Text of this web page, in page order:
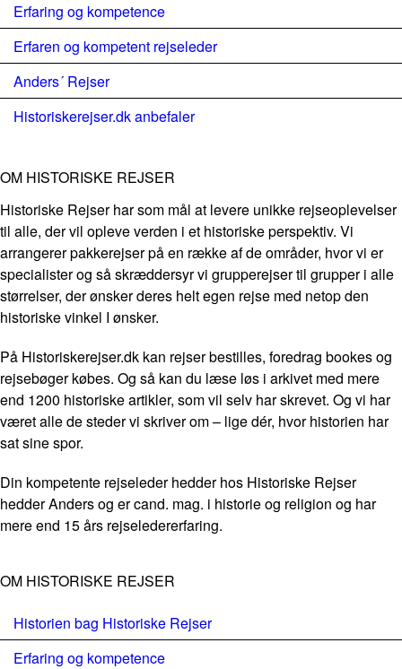
Erfaring og kompetence
Erfaren og kompetent rejseleder
Anders´ Rejser
Historiskerejser.dk anbefaler
OM HISTORISKE REJSER
Historiske Rejser har som mål at levere unikke rejseoplevelser
til alle, der vil opleve verden i et historiske perspektiv. Vi
arrangerer pakkerejser på en række af de områder, hvor vi er
specialister og så skræddersyr vi grupperejser til grupper i alle
størrelser, der ønsker deres helt egen rejse med netop den
historiske vinkel I ønsker.
På Historiskerejser.dk kan rejser bestilles, foredrag bookes og
rejsebøger købes. Og så kan du læse løs i arkivet med mere
end 1200 historiske artikler, som vil selv har skrevet. Og vi har
været alle de steder vi skriver om – lige dér, hvor historien har
sat sine spor.
Din kompetente rejseleder hedder hos Historiske Rejser
hedder Anders og er cand. mag. i historie og religion og har
mere end 15 års rejseledererfaring.
OM HISTORISKE REJSER
Historien bag Historiske Rejser
Erfaring og kompetence